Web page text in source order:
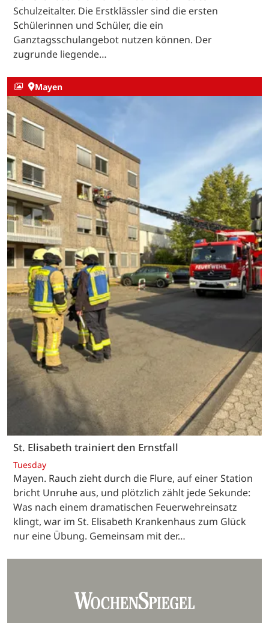
Schulzeitalter. Die Erstklässler sind die ersten
Schülerinnen und Schüler, die ein
Ganztagsschulangebot nutzen können. Der
zugrunde liegende…
Mayen
St. Elisabeth trainiert den Ernstfall
Tuesday
Mayen. Rauch zieht durch die Flure, auf einer Station
bricht Unruhe aus, und plötzlich zählt jede Sekunde:
Was nach einem dramatischen Feuerwehreinsatz
klingt, war im St. Elisabeth Krankenhaus zum Glück
nur eine Übung. Gemeinsam mit der…